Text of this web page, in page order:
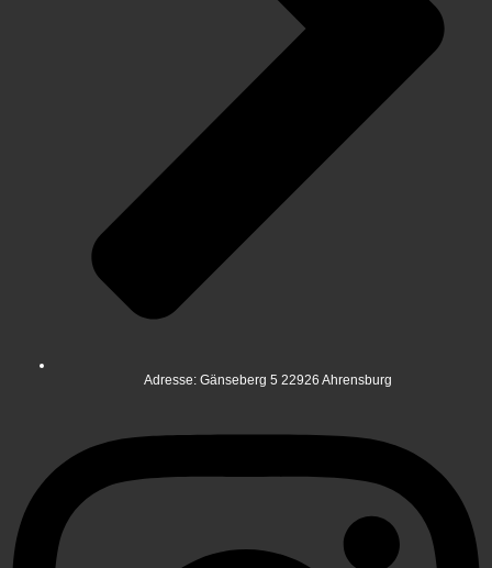
Adresse: Gänseberg 5 22926 Ahrensburg